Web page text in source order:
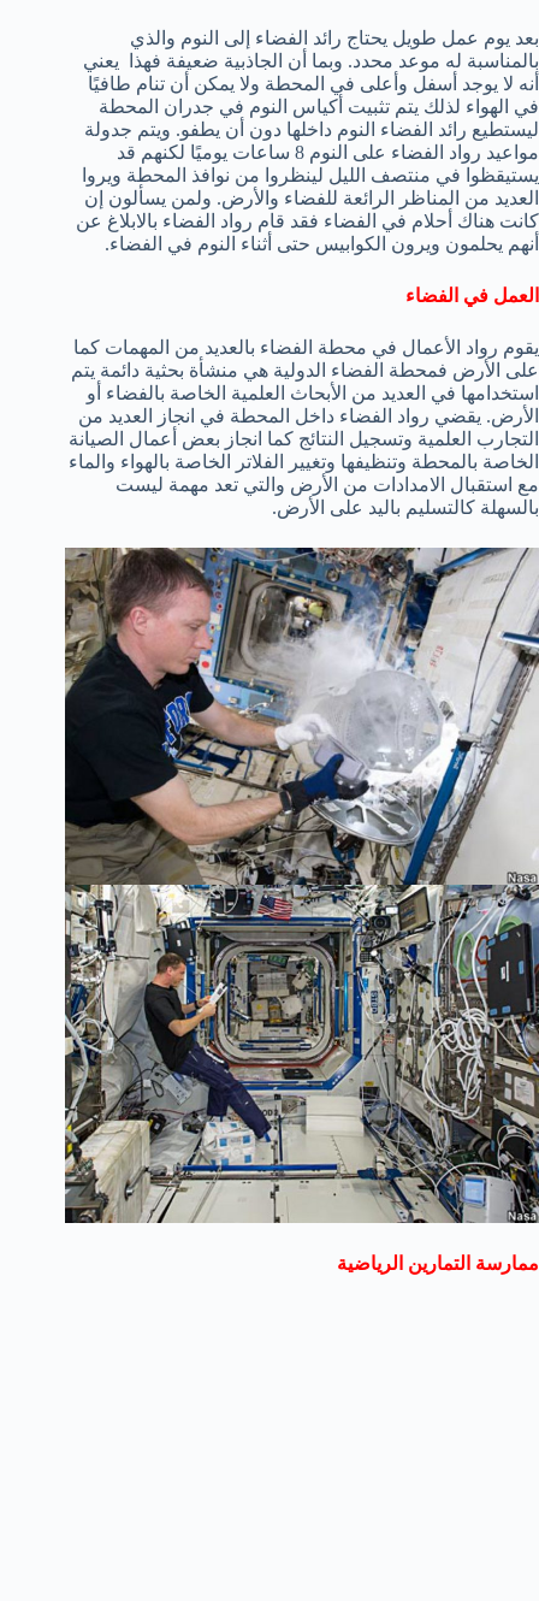
بعد يوم عمل طويل يحتاج رائد الفضاء إلى النوم والذي
بالمناسبة له موعد محدد. وبما أن الجاذبية ضعيفة فهذا يعني
أنه لا يوجد أسفل وأعلى في المحطة ولا يمكن أن تنام طافيًا
في الهواء لذلك يتم تثبيت أكياس النوم في جدران المحطة
ليستطيع رائد الفضاء النوم داخلها دون أن يطفو. ويتم جدولة
مواعيد رواد الفضاء على النوم 8 ساعات يوميًا لكنهم قد
يستيقظوا في منتصف الليل لينظروا من نوافذ المحطة ويروا
العديد من المناظر الرائعة للفضاء والأرض. ولمن يسألون إن
كانت هناك أحلام في الفضاء فقد قام رواد الفضاء بالابلاغ عن
أنهم يحلمون ويرون الكوابيس حتى أثناء النوم في الفضاء.
العمل في الفضاء
يقوم رواد الأعمال في محطة الفضاء بالعديد من المهمات كما
على الأرض فمحطة الفضاء الدولية هي منشأة بحثية دائمة يتم
استخدامها في العديد من الأبحاث العلمية الخاصة بالفضاء أو
الأرض. يقضي رواد الفضاء داخل المحطة في انجاز العديد من
التجارب العلمية وتسجيل النتائج كما انجاز بعض أعمال الصيانة
الخاصة بالمحطة وتنظيفها وتغيير الفلاتر الخاصة بالهواء والماء
مع استقبال الامدادات من الأرض والتي تعد مهمة ليست
بالسهلة كالتسليم باليد على الأرض.
ممارسة التمارين الرياضية